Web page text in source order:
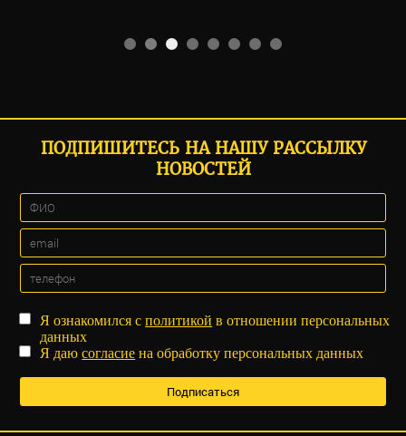
ПОДПИШИТЕСЬ НА НАШУ РАССЫЛКУ
НОВОСТЕЙ
Я ознакомился сполитикой в отношении персональных
данных
Я даюсогласие на обработку персональных данных